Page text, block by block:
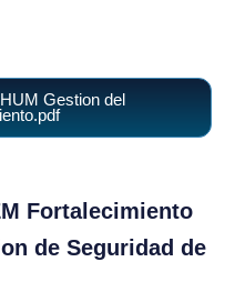
Gestion del
Fortalecimiento
de Seguridad de